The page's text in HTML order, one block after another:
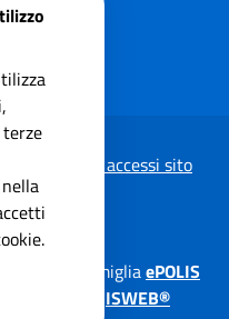
Statistiche accessi sito
della famigliaePOLIS
ISWEB®